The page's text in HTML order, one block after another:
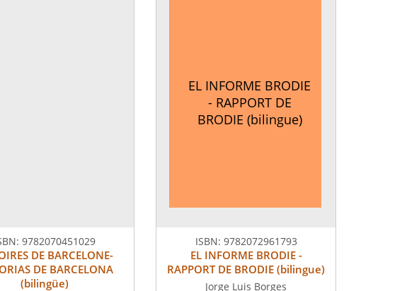
9782070451029
DE BARCELONE-
DE BARCELONA
(bilingüe)
EL INFORME BRODIE
- RAPPORT DE
BRODIE (bilingue)
ISBN: 9782072961793
EL INFORME BRODIE -
RAPPORT DE BRODIE (bilingue)
Jorge Luis Borges